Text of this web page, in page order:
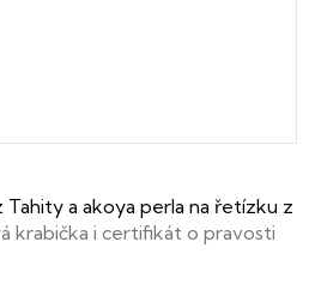
Tahity a akoya perla na řetízku z
krabička i certifikát o pravosti